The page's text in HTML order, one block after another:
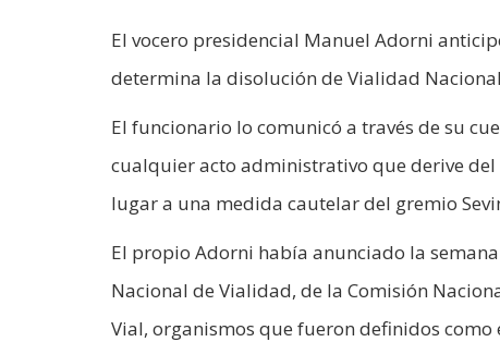
El vocero presidencial Manuel Adorni
determina la disolución de Vialidad
El funcionario lo comunicó a través de su
cualquier acto administrativo que derive
lugar a una medida cautelar del gremio
El propio Adorni había anunciado la
Nacional de Vialidad, de la Comisión
Vial, organismos que fueron definidos